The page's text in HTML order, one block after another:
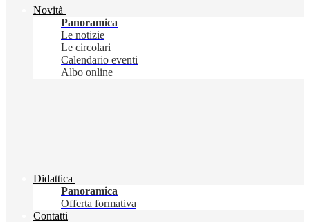
Novità
Panoramica
Le notizie
Le circolari
Calendario eventi
Albo online
Didattica
Panoramica
Offerta formativa
Contatti